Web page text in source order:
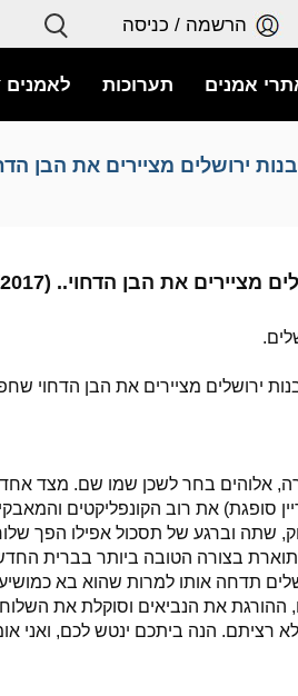
הרשמה / כניסה
אמנים תערוכות לאמנים
ירושלים מציירים את הבן
את הבן הדחוי.. (18/12/2017)
ירושלים מציירים את הבן הדחוי
אלוהים בחר לשכן שמו שם. מצד
סופגת) את רוב הקונפליקטים
שתה וברגע של תסכול אפילו הפך
תדחה אותו למרות שהוא בא
ההורגת את הנביאים וסוקלת את
רציתם. הנה ביתכם ינטש לכם, ואני